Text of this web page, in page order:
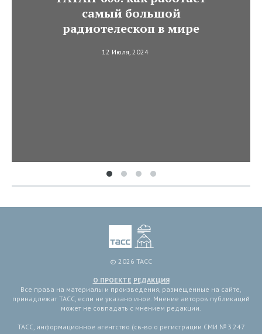
самый большой
радиотелескоп в мире
12 Июля, 2024
© 2026 ТАСС
О ПРОЕКТЕ РЕДАКЦИЯ
Все права на материалы и произведения, размещенные на сайте,
принадлежат ТАСС, если не указано иное. Мнение авторов публикаций
может не совпадать с мнением редакции.
ТАСС, информационное агентство (св-во о регистрации СМИ № 3 247